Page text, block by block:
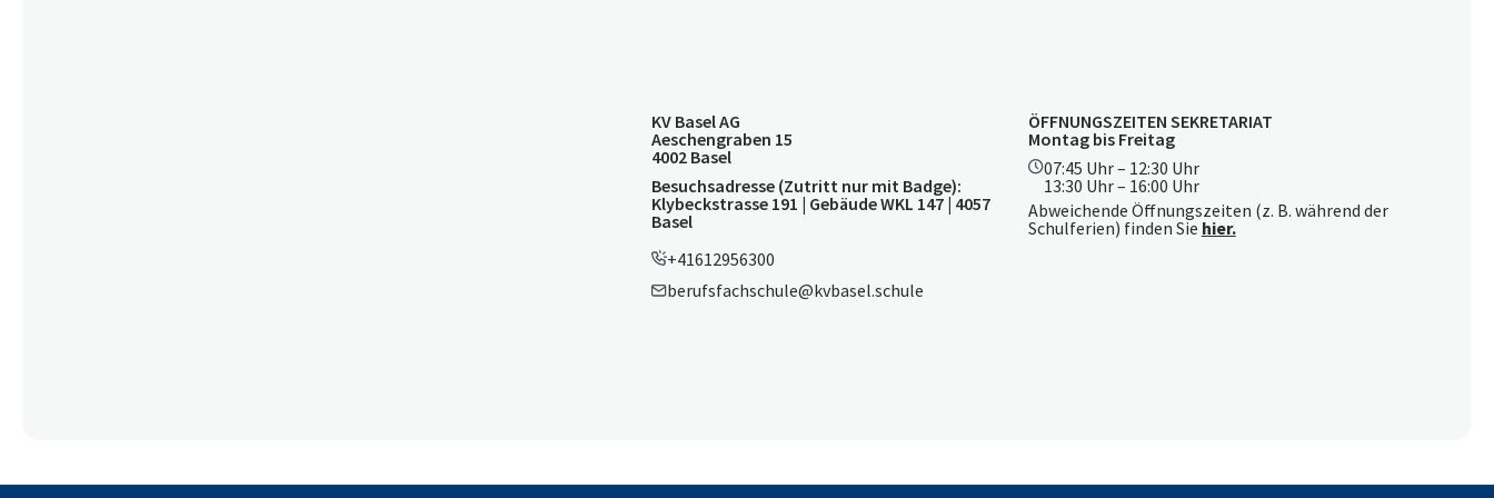
KV Basel AG
Aeschengraben 15
4002 Basel
Besuchsadresse (Zutritt nur mit Badge):
Klybeckstrasse 191 | Gebäude WKL 147 | 4057
Basel
+41612956300
berufsfachschule@kvbasel.schule
ÖFFNUNGSZEITEN SEKRETARIAT
Montag bis Freitag
07:45 Uhr – 12:30 Uhr
13:30 Uhr – 16:00 Uhr
Abweichende Öffnungszeiten (z. B. während der
Schulferien) finden Sie hier.